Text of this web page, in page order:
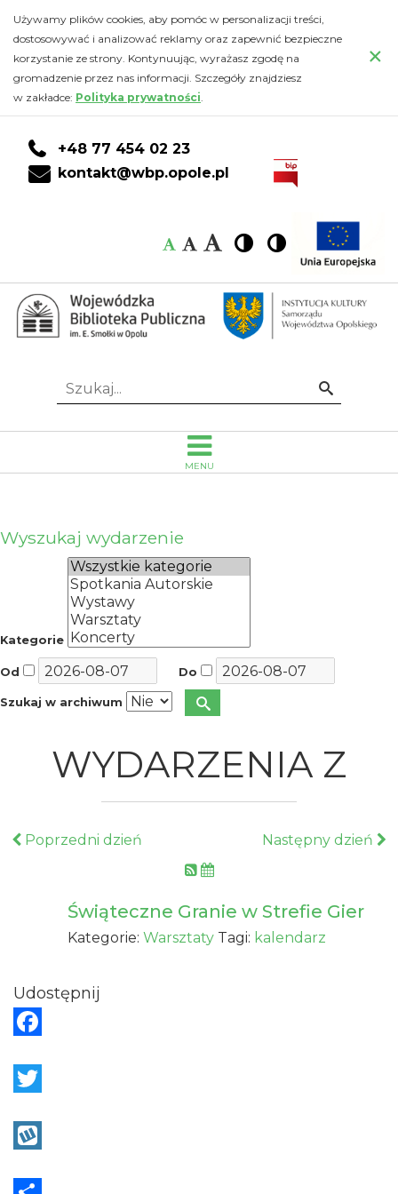
Kalendarz
Wojewódzka
Biblioteka
Publiczna
Emanuela
Smołki
w
Opolu
do
głównej
treści
DO
KONTA
CZYTELNIKA
DO
WYSZUKIWARKI
do
stopki
Używamy plików cookies, aby pomóc w personalizacji treści,
dostosowywać i analizować reklamy oraz zapewnić bezpieczne
korzystanie ze strony. Kontynuując, wyrażasz zgodę na
gromadzenie przez nas informacji. Szczegóły znajdziesz
w zakładce: Polityka prywatności.
×
+48 77 454 02 23
kontakt@wbp.opole.pl
Czcionka:
Czcionka
Czcionka
Czcionka
Wysoki
kontrast
Wysoki
kontrast
Idź
Szukaj...
MENU
Wyszukaj wydarzenie
Kategorie
Od Do
Szukaj w archiwum
WYDARZENIA Z
Poprzedni dzień Następny dzień
Świąteczne Granie w Strefie Gier
Kategorie:Warsztaty Tagi: kalendarz
Udostępnij
a
e
w